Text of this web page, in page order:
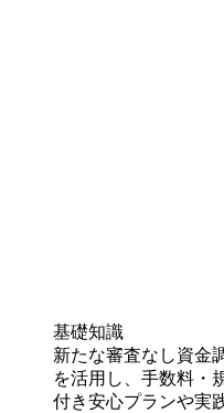
基礎知識
新たな審査なし資金
を活用し、手数料・
付き安心プランや実